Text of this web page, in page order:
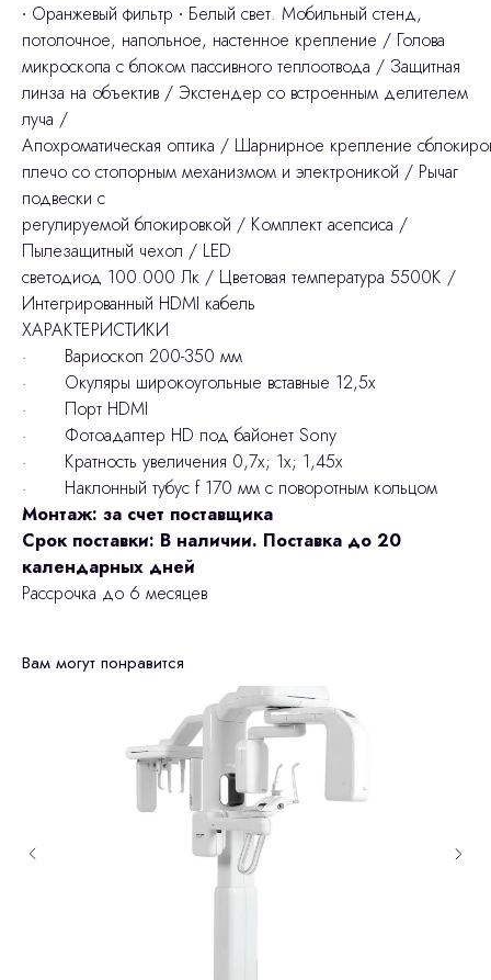
∙ Оранжевый фильтр ∙ Белый свет. Мобильный стенд,
потолочное, напольное, настенное крепление / Голова
микроскопа с блоком пассивного теплоотвода / Защитная
линза на объектив / Экстендер со встроенным делителем
луча /
Апохроматическая оптика / Шарнирное крепление
плечо со стопорным механизмом и электроникой / Рычаг
подвески с
регулируемой блокировкой / Комплект асепсиса /
Пылезащитный чехол / LED
cветодиод 100.000 Лк / Цветовая температура 5500К /
Интегрированный HDMI кабель
ХАРАКТЕРИСТИКИ
· Вариоскоп 200-350 мм
· Окуляры широкоугольные вставные 12,5х
· Порт HDMI
· Фотоадаптер HD под байонет Sony
· Кратность увеличения 0,7х; 1х; 1,45х
· Наклонный тубус f 170 мм с поворотным кольцом
Монтаж: за счет поставщика
Срок поставки: В наличии. Поставка до 20
календарных дней
Рассрочка до 6 месяцев
Вам могут понравится